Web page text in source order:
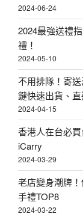
吃
的
T
O
P
1
5
嘴
〉
食
|
劇
必
備
網
路
熱
搜
推
2024-06-24
2024最強送禮
禮！
2024-05-10
不用排隊！寄
鍵快速出貨、直
2024-04-15
香港人在台必
iCarry
2024-03-29
老店變身潮牌
手禮TOP8
2024-03-22